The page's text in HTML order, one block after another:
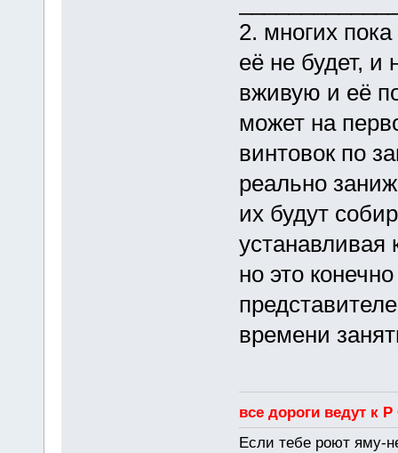
2. многих
её не будет, и
вживую и её
может на
винтовок по
реально
их будут
устанавливая
но это
времени
все дороги ведут к
Если тебе роют яму-